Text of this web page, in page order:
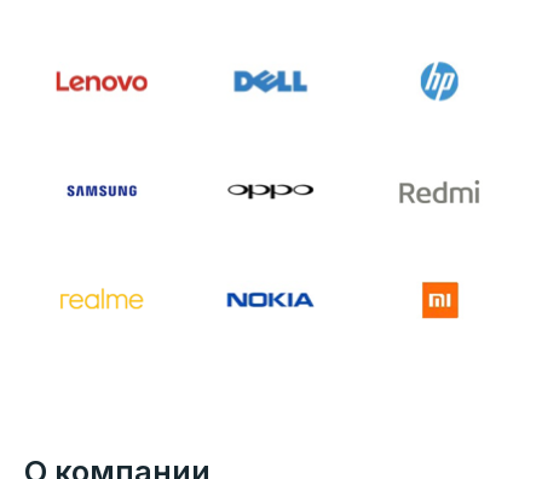
О компании